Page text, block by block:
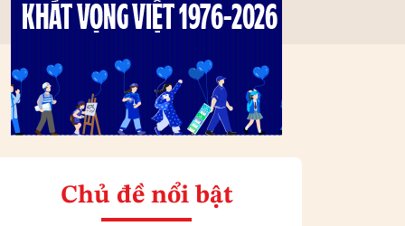
Chủ đề nổi bật